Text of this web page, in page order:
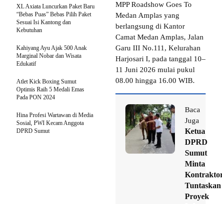
MPP Roadshow Goes To
Medan Amplas yang
berlangsung di Kantor
Camat Medan Amplas, Jalan
Garu III No.111, Kelurahan
Harjosari I, pada tanggal 10–
11 Juni 2026 mulai pukul
08.00 hingga 16.00 WIB.
Baca
Juga
Ketua
DPRD
Sumut
Minta
Tuntaskan
Proyek
XL Axiata Luncurkan Paket Baru
“Bebas Puas” Bebas Pilih Paket
Sesuai Isi Kantong dan
Kebutuhan
Kahiyang Ayu Ajak 500 Anak
Marginal Nobar dan Wisata
Edukatif
Atlet Kick Boxing Sumut
Optimis Raih 5 Medali Emas
Pada PON 2024
Hina Profesi Wartawan di Media
Sosial, PWI Kecam Anggota
DPRD Sumut